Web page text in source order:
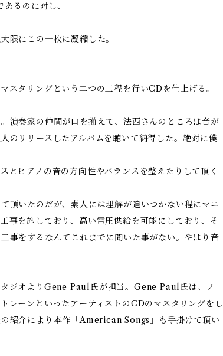
るのに対し、
限にこの一枚に凝縮した。
スタリングという二つの工程を行いCDを仕上げる。
演奏家の仲間が口を揃えて、法西さんのところは音が
のリリースしたアルバムを聴いて納得した。絶対に僕
とピアノの音の方向性やバランスを整えたりして頂く
頂いたのだが、素人には理解が追いつかない程にマニ
事を施しており、高い電圧供給を可能にしており、そ
事をするなんてこれまでに聞いた事がない。やはり音
ジオよりGene Paul氏が担当。Gene Paul氏は、ノ
レーンといったアーティストのCDのマスタリングをし
紹介により本作「American Songs」も手掛けて頂い